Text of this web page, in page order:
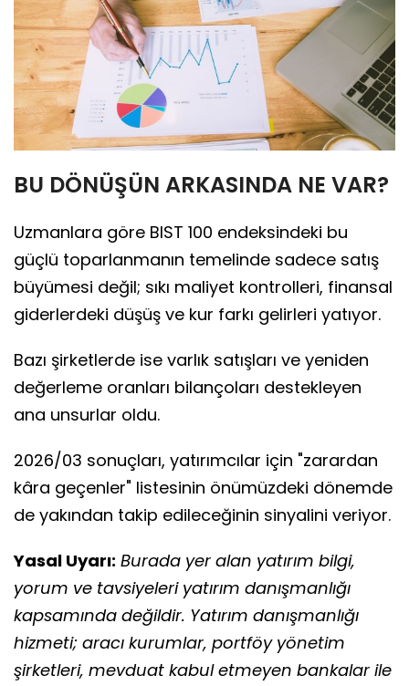
BU DÖNÜŞÜN ARKASINDA NE VAR?
Uzmanlara göre BIST 100 endeksindeki bu
güçlü toparlanmanın temelinde sadece satış
büyümesi değil; sıkı maliyet kontrolleri, finansal
giderlerdeki düşüş ve kur farkı gelirleri yatıyor.
Bazı şirketlerde ise varlık satışları ve yeniden
değerleme oranları bilançoları destekleyen
ana unsurlar oldu.
2026/03 sonuçları, yatırımcılar için "zarardan
kâra geçenler" listesinin önümüzdeki dönemde
de yakından takip edileceğinin sinyalini veriyor.
Yasal Uyarı: Burada yer alan yatırım bilgi,
yorum ve tavsiyeleri yatırım danışmanlığı
kapsamında değildir. Yatırım danışmanlığı
hizmeti; aracı kurumlar, portföy yönetim
şirketleri, mevduat kabul etmeyen bankalar ile